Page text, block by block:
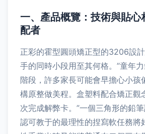
一、產品概覽：技術與貼心
配者
正彩的霍型圓頭矯正型的3206設
手的同時小段用至其何格。”童年
階段，許多家長可能會早擔心小孩
構原整做美程。盒塑料配合矯正觀
次完成解弊卡。”一個三角形的鉛
認可教于的最理性的捏寫軟任務將